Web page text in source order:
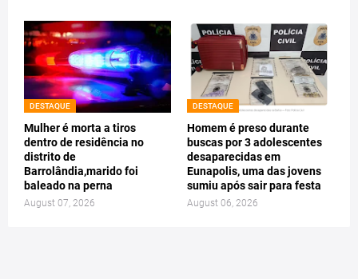
DESTAQUE
Mulher é morta a tiros
dentro de residência no
distrito de
Barrolândia,marido foi
baleado na perna
August 07, 2026
DESTAQUE
Homem é preso durante
buscas por 3 adolescentes
desaparecidas em
Eunapolis, uma das jovens
sumiu após sair para festa
August 06, 2026